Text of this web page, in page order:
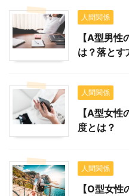
人間関係
【A型男
は？落とす
人間関係
【A型女
度とは？
人間関係
【O型女